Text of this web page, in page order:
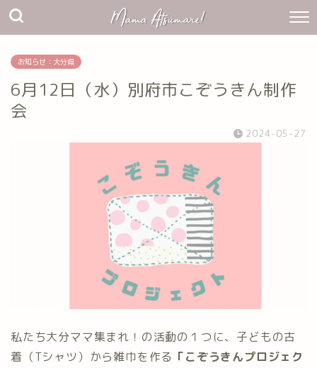
お知らせ：大分県
6月12日（水）別府市こぞうきん制作
会
2024-05-27
私たち大分ママ集まれ！の活動の１つに、子どもの古
着（Tシャツ）から雑巾を作る 「こぞうきんプロジェク